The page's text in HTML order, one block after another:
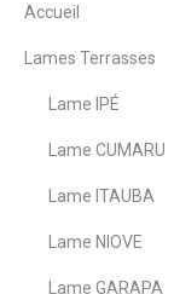
Accueil
Lames Terrasses
Lame IPÉ
Lame CUMARU
Lame ITAUBA
Lame NIOVE
Lame GARAPA